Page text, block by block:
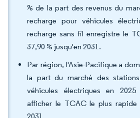
% de la part des revenus du
recharge pour véhicules
recharge sans fil enregistre le
37,90 % jusqu'en 2031.
Par région, l'Asie-Pacifique a
la part du marché des
véhicules électriques en
afficher le TCAC le plus rapide